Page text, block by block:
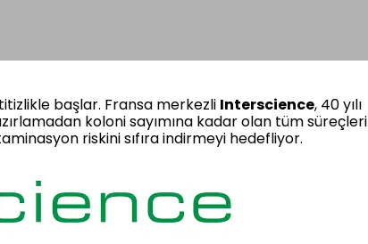
başlar. Fransa merkezli Interscience, 40 yılı
koloni sayımına kadar olan tüm süreçleri
riskini sıfıra indirmeyi hedefliyor.